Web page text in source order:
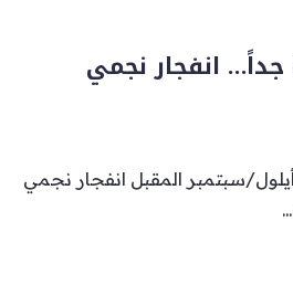
انفجار نجمي
سبتمبر المقبل انفجار نجمي